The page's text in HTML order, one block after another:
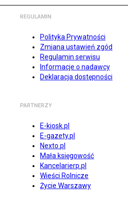
REGULAMIN
Polityka Prywatności
Zmiana ustawień zgód
Regulamin serwisu
Informacje o nadawcy
Deklaracja dostępności
PARTNERZY
E-kiosk.pl
E-gazety.pl
Nexto.pl
Mała księgowość
Kancelarierp.pl
Wieści Rolnicze
Życie Warszawy